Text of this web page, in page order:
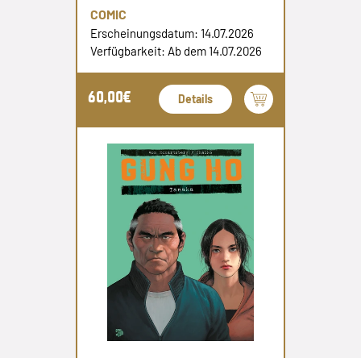
COMIC
Erscheinungsdatum: 14.07.2026
Verfügbarkeit: Ab dem 14.07.2026
60,00€ Details